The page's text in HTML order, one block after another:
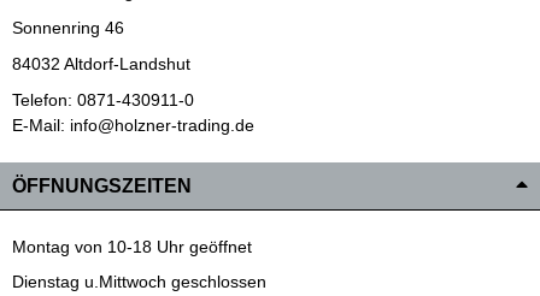
Sonnenring 46
84032 Altdorf-Landshut
Telefon: 0871-430911-0
E-Mail: info@holzner-trading.de
ÖFFNUNGSZEITEN
Montag von 10-18 Uhr geöffnet
Dienstag u.Mittwoch geschlossen